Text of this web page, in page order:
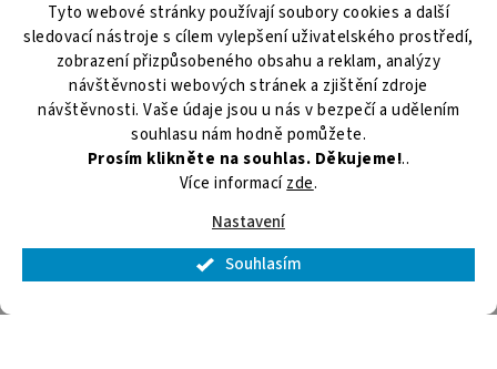
Tyto webové stránky používají soubory cookies a další
sledovací nástroje s cílem vylepšení uživatelského prostředí,
zobrazení přizpůsobeného obsahu a reklam, analýzy
návštěvnosti webových stránek a zjištění zdroje
návštěvnosti. Vaše údaje jsou u nás v bezpečí a udělením
souhlasu nám hodně pomůžete.
Prosím klikněte na souhlas. Děkujeme!..
Více informacízde.
Nastavení
Souhlasím